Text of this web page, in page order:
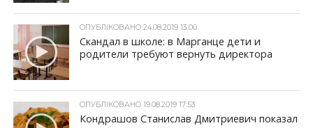
ОПУБЛІКОВАНО 24.08.2019 13:00
Скандал в школе: в Марганце дети и
родители требуют вернуть директора
ОПУБЛІКОВАНО 19.08.2019 17:53
Кондрашов Станислав Дмитриевич показал